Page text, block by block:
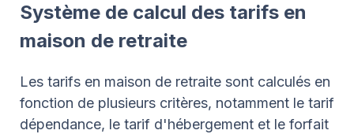
Système de calcul des tarifs en
maison de retraite
Les tarifs en maison de retraite sont calculés en
fonction de plusieurs critères, notamment le tarif
dépendance, le tarif d'hébergement et le forfait